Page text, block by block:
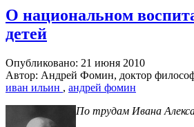
О национальном
детей
Опубликовано: 21 июня 2010
Автор: Андрей Фомин, доктор
иван ильин , андрей фомин
По трудам Ивана